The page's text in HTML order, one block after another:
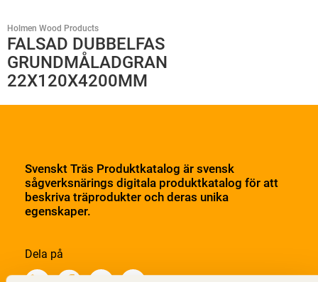
Holmen Wood Products
FALSAD DUBBELFAS
GRUNDMÅLADGRAN
22X120X4200MM
Svenskt Träs Produktkatalog är svensk
sågverksnärings digitala produktkatalog för att
beskriva träprodukter och deras unika
egenskaper.
Dela på